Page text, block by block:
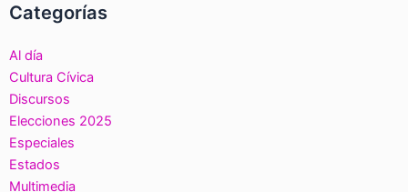
Categorías
Al día
Cultura Cívica
Discursos
Elecciones 2025
Especiales
Estados
Multimedia